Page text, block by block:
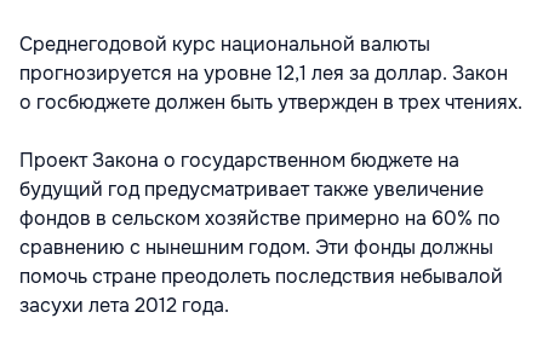
Среднегодовой курс национальной валюты
прогнозируется на уровне 12,1 лея за доллар. Закон
о госбюджете должен быть утвержден в трех чтениях.
Проект Закона о государственном бюджете на
будущий год предусматривает также увеличение
фондов в сельском хозяйстве примерно на 60% по
сравнению с нынешним годом. Эти фонды должны
помочь стране преодолеть последствия небывалой
засухи лета 2012 года.